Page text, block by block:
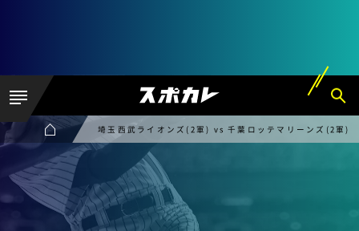
埼玉西武ライオンズ(2軍) vs 千葉ロッテマリーンズ(2軍)